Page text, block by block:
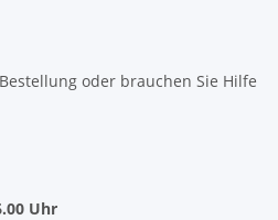
oder brauchen Sie Hilfe
Uhr